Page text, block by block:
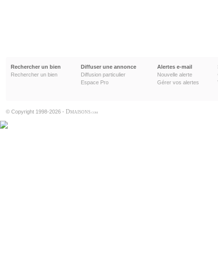
Rechercher un bien
Rechercher un bien
Diffuser une annonce
Diffusion particulier
Espace Pro
Alertes e-mail
Nouvelle alerte
Gérer vos alertes
© Copyright 1998-2026 - DMAISONS .COM